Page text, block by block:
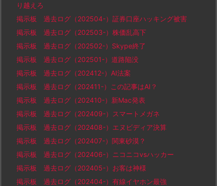
り越えろ
掲示板 過去ログ（202504-）証券口座ハッキング被害
掲示板 過去ログ（202503-）株価乱高下
掲示板 過去ログ（202502-）Skype終了
掲示板 過去ログ（202501-）道路陥没
掲示板 過去ログ（202412-）AI法案
掲示板 過去ログ（202411-）この記事はAI？
掲示板 過去ログ（202410-）新Mac発表
掲示板 過去ログ（202409-）スマートメガネ
掲示板 過去ログ（202408-）エヌビディア決算
掲示板 過去ログ（202407-）関東砂漠？
掲示板 過去ログ（202406-）ニコニコvsハッカー
掲示板 過去ログ（202405-）お客は神様
掲示板 過去ログ（202404-）有線イヤホン最強